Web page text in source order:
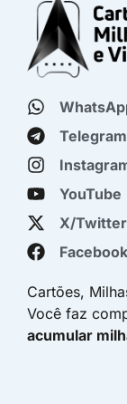
Telegram
YouTube
X/Twitter
Facebook
Cartões,
Você faz
acumular